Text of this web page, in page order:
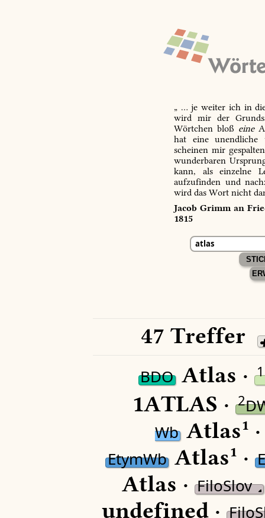
„ … je weiter ich in
wird mir der
Wörtchen bloß eine
hat eine unendliche
scheinen mir
wunderbaren
kann, als einzelne
aufzufinden und
wird das Wort nicht
Jacob Grimm an
1815
47 Treffer
BDOAtlas ·1
1ATLAS ·2
WbAtlas¹
EtymWbAtlas¹ ·
Atlas · FiloSlov
undefined ·